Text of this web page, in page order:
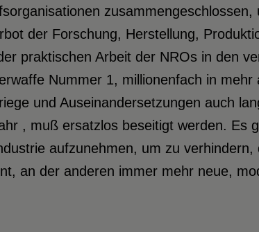
zusammengeschlossen,
der Forschung, Herstellung,
praktischen Arbeit der NROs in den
Nummer 1, millionenfach in mehr
und Auseinandersetzungen auch
, muß ersatzlos beseitigt werden. Es
aufzunehmen, um zu verhindern,
an der anderen immer mehr neue,